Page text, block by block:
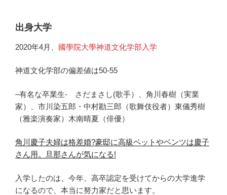
出身大学
2020年4月、 國學院大學神道文化学部入学
神道文化学部の偏差値は50-55
–有名な卒業生- さだまさし(歌手）、角川春樹（実業
家）、市川染五郎・中村勘三郎（歌舞伎役者）東儀秀樹
（雅楽演奏家）木南晴夏（俳優）
角川慶子夫婦は格差婚?豪邸に高級ベットやベンツは慶子
さん用。旦那さんが気になる!
入学したのは、今年、高卒認定を受けてからの大学進学
になるので、本当に努力家だと思います。